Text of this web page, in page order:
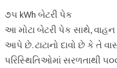
૭૫ kWh બેટરી પેક
આ મોટા બેટરી પેક સાથે,
આપે છે. ટાટાનો દાવો છે કે તે
પરિસ્થિતિઓમાં સરળતાથી